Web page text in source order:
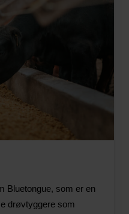
Bluetongue, som er en
drøvtyggere som